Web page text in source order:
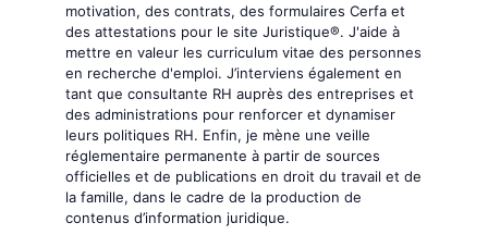
motivation, des contrats, des formulaires Cerfa et
des attestations pour le site Juristique®. J'aide à
mettre en valeur les curriculum vitae des personnes
en recherche d'emploi. J’interviens également en
tant que consultante RH auprès des entreprises et
des administrations pour renforcer et dynamiser
leurs politiques RH. Enfin, je mène une veille
réglementaire permanente à partir de sources
officielles et de publications en droit du travail et de
la famille, dans le cadre de la production de
contenus d’information juridique.